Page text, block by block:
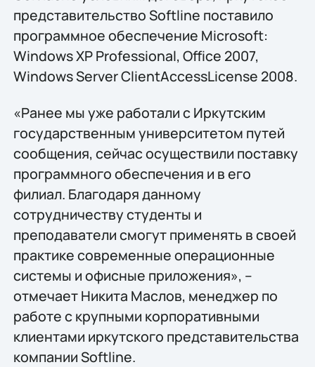
представительство Softline поставило
программное обеспечение Microsoft:
Windows XP Professional, Office 2007,
Windows Server ClientAccessLicense 2008.
«Ранее мы уже работали с Иркутским
государственным университетом путей
сообщения, сейчас осуществили поставку
программного обеспечения и в его
филиал. Благодаря данному
сотрудничеству студенты и
преподаватели смогут применять в своей
практике современные операционные
системы и офисные приложения», –
отмечает Никита Маслов, менеджер по
работе с крупными корпоративными
клиентами иркутского представительства
компании Softline.